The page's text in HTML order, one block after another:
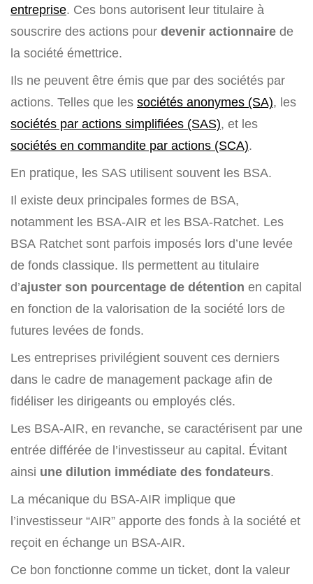
entreprise. Ces bons autorisent leur titulaire à
souscrire des actions pour devenir actionnaire de
la société émettrice.
Ils ne peuvent être émis que par des sociétés par
actions. Telles que les sociétés anonymes (SA), les
sociétés par actions simplifiées (SAS), et les
sociétés en commandite par actions (SCA).
En pratique, les SAS utilisent souvent les BSA.
Il existe deux principales formes de BSA,
notamment les BSA-AIR et les BSA-Ratchet. Les
BSA Ratchet sont parfois imposés lors d’une levée
de fonds classique. Ils permettent au titulaire
d’ajuster son pourcentage de détention en capital
en fonction de la valorisation de la société lors de
futures levées de fonds.
Les entreprises privilégient souvent ces derniers
dans le cadre de management package afin de
fidéliser les dirigeants ou employés clés.
Les BSA-AIR, en revanche, se caractérisent par une
entrée différée de l’investisseur au capital. Évitant
ainsi une dilution immédiate des fondateurs.
La mécanique du BSA-AIR implique que
l’investisseur “AIR” apporte des fonds à la société et
reçoit en échange un BSA-AIR.
Ce bon fonctionne comme un ticket, dont la valeur